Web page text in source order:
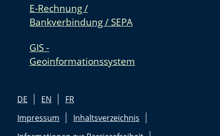
E-Rechnung /
Bankverbindung / SEPA
GIS -
Geoinformationssystem
DE EN
FR
Impressum
Inhaltsverzeichnis